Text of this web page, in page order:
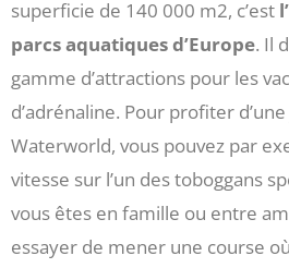
superficie de 140 000 m2, c’est
parcs aquatiques d’Europe. Il
gamme d’attractions pour les
d’adrénaline. Pour profiter
Waterworld, vous pouvez par
vitesse sur l’un des toboggans
vous êtes en famille ou entre
essayer de mener une course